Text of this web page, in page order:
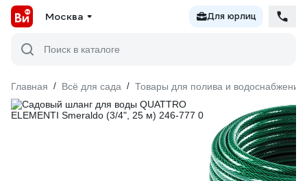
Москва Для юрлиц
Поиск в каталоге
Главная / Всё для сада / Товары для полива и водоснабжения